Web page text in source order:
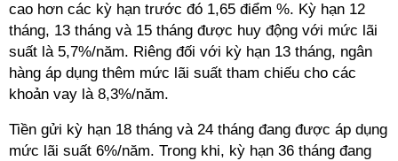
cao hơn các kỳ hạn trước đó 1,65 điểm %. Kỳ hạn 12
tháng, 13 tháng và 15 tháng được huy động với mức lãi
suất là 5,7%/năm. Riêng đối với kỳ hạn 13 tháng, ngân
hàng áp dụng thêm mức lãi suất tham chiếu cho các
khoản vay là 8,3%/năm.
Tiền gửi kỳ hạn 18 tháng và 24 tháng đang được áp dụng
mức lãi suất 6%/năm. Trong khi, kỳ hạn 36 tháng đang